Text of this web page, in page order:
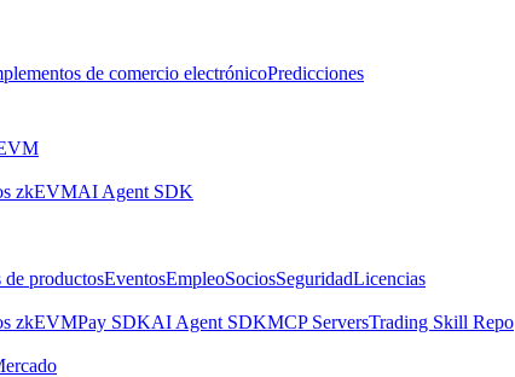
de comercio electrónicoPredicciones
zkEVMAI Agent SDK
productosEventosEmpleoSociosSeguridadLicencias
zkEVMPay SDKAI Agent SDKMCP ServersTrading Skill Repo